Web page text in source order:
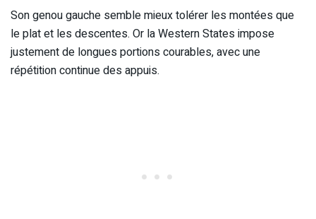
Son genou gauche semble mieux tolérer les montées que
le plat et les descentes. Or la Western States impose
justement de longues portions courables, avec une
répétition continue des appuis.